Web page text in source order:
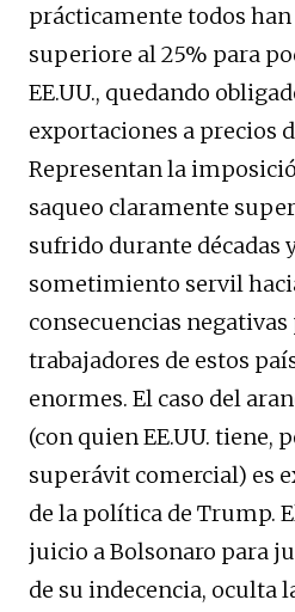
prácticamente todos
superiore al 25% para
EE.UU., quedando
exportaciones a precios
Representan la
saqueo claramente
sufrido durante décadas
sometimiento servil
consecuencias negativas
trabajadores de estos
enormes. El caso del
(con quien EE.UU. tiene,
superávit comercial) es
de la política de Trump.
juicio a Bolsonaro para
de su indecencia, oculta